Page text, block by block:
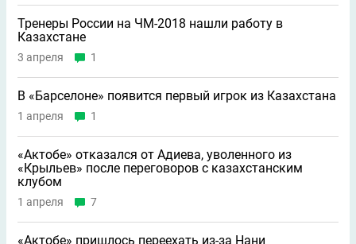
Тренеры России на ЧМ-2018 нашли работу в
Казахстане
3 апреля 1
В «Барселоне» появится первый игрок из Казахстана
1 апреля 1
«Актобе» отказался от Адиева, уволенного из
«Крыльев» после переговоров с казахстанским
клубом
1 апреля 7
«Актобе» пришлось переехать из-за Нани